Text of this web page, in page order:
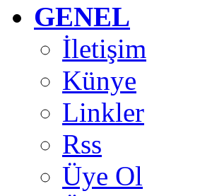
GENEL
İletişim
Künye
Linkler
Rss
Üye Ol